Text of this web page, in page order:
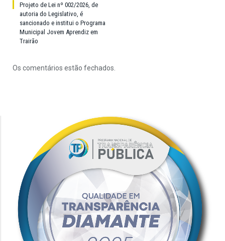
Projeto de Lei nº 002/2026, de
autoria do Legislativo, é
sancionado e institui o Programa
Municipal Jovem Aprendiz em
Trairão
Os comentários estão fechados.